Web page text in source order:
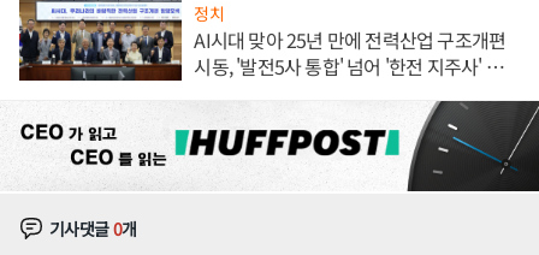
정치
AI시대 맞아 25년 만에 전력산업 구조개편
시동, '발전5사 통합' 넘어 '한전 지주사' 재편
기사댓글0개